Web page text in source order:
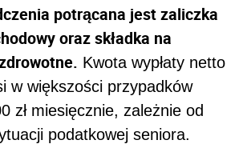
potrącana jest zaliczka
oraz składka na
Kwota wypłaty netto
w większości przypadków
zł miesięcznie, zależnie od
podatkowej seniora.